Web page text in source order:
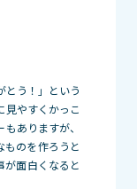
とう！」という
見やすくかっこ
ありますが、
ものを作ろうと
が面白くなると